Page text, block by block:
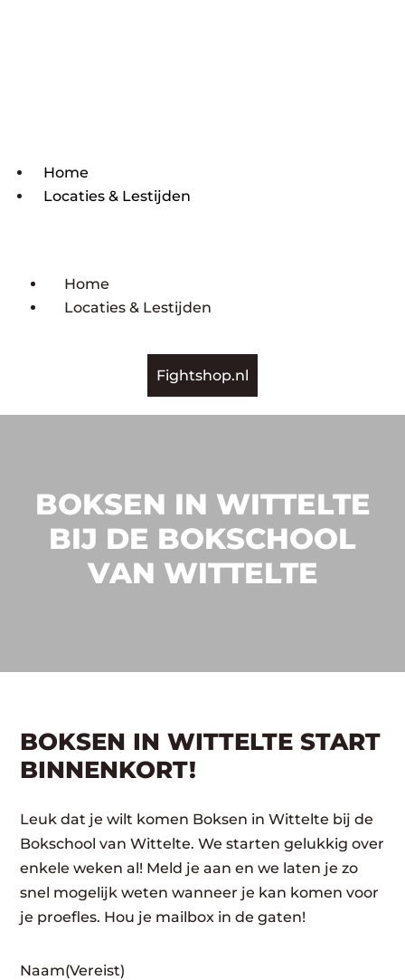
Home
Locaties & Lestijden
Home
Locaties & Lestijden
Fightshop.nl
BOKSEN IN WITTELTE
BIJ DE BOKSCHOOL
VAN WITTELTE
BOKSEN IN WITTELTE START
BINNENKORT!
Leuk dat je wilt komen Boksen in Wittelte bij de
Bokschool van Wittelte. We starten gelukkig over
enkele weken al! Meld je aan en we laten je zo
snel mogelijk weten wanneer je kan komen voor
je proefles. Hou je mailbox in de gaten!
Naam(Vereist)